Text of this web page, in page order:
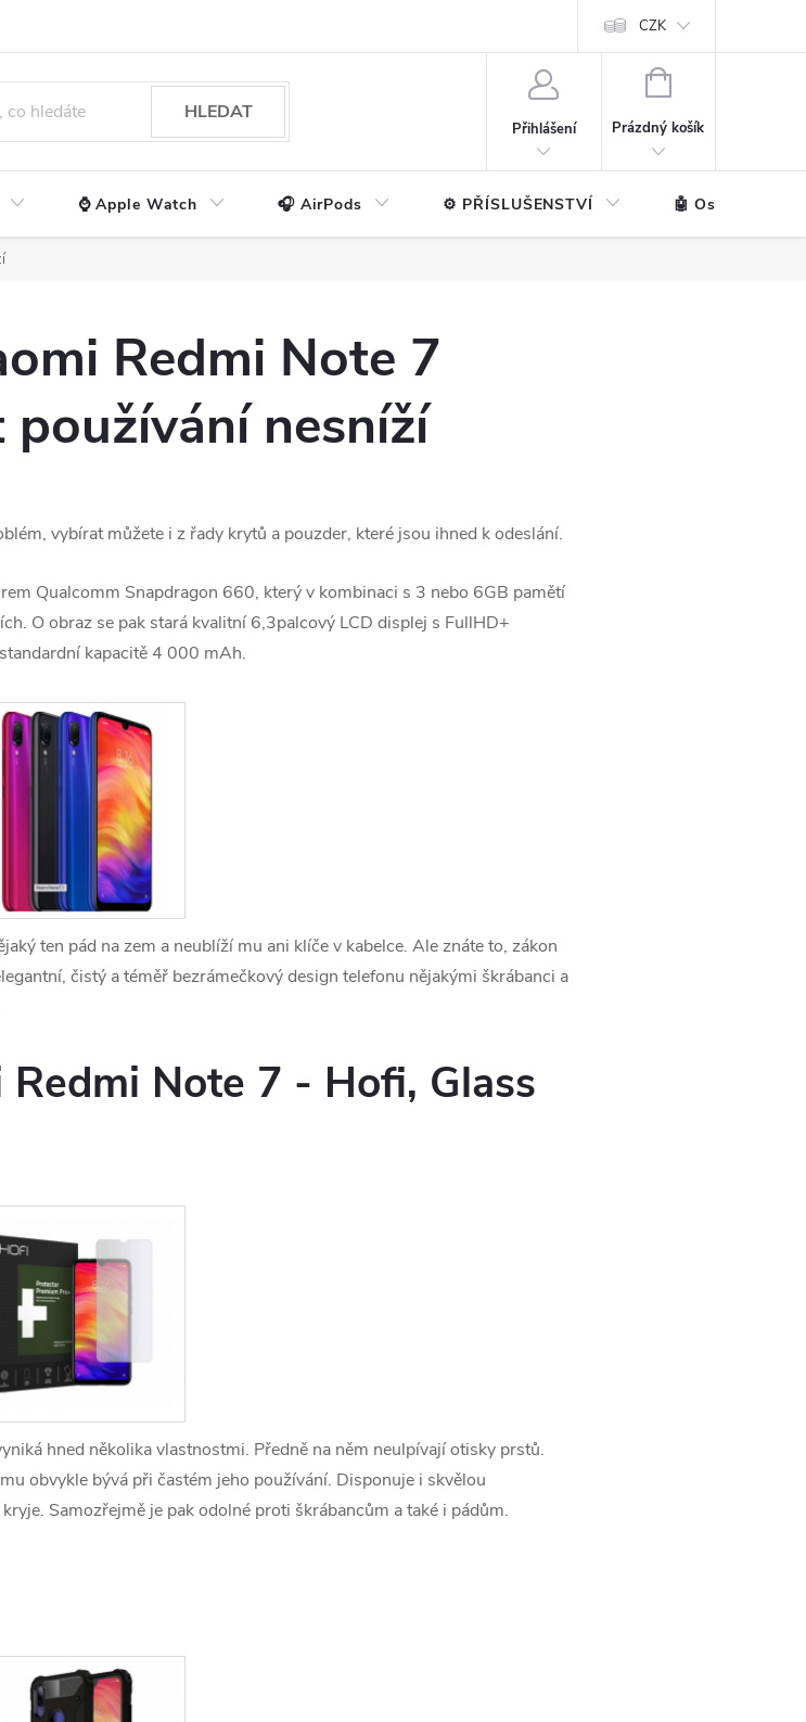
CZK
HLEDAT
Přihlášení
NÁKUPNÍ
Prázdný košík
⌚ Apple Watch 🎧 AirPods ⚙️ PŘÍSLUŠENSTVÍ 🤖 Ostatní
Redmi Note 7
nesníží
vybírat můžete i z řady krytů a pouzder, které jsou ihned k odeslání.
Qualcomm Snapdragon 660, který v kombinaci s 3 nebo 6GB pamětí
O obraz se pak stará kvalitní 6,3palcový LCD displej s FullHD+
kapacitě 4 000 mAh.
ten pád na zem a neublíží mu ani klíče v kabelce. Ale znáte to, zákon
čistý a téměř bezrámečkový design telefonu nějakými škrábanci a
Note 7 - Hofi, Glass
hned několika vlastnostmi. Předně na něm neulpívají otisky prstů.
obvykle bývá při častém jeho používání. Disponuje i skvělou
Samozřejmě je pak odolné proti škrábancům a také i pádům.